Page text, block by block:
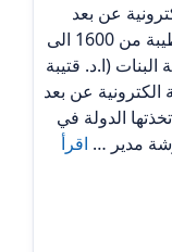
عن بعد
بعنوان (المعابد الالهية وبيوت الابدية في طيبة من 1600 الى
البنات (ا.د. قتيبة
عن بعد
الدولة في
مدير … اقرأ